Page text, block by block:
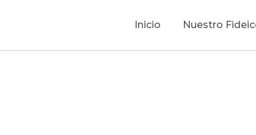
Inicio Nuestro